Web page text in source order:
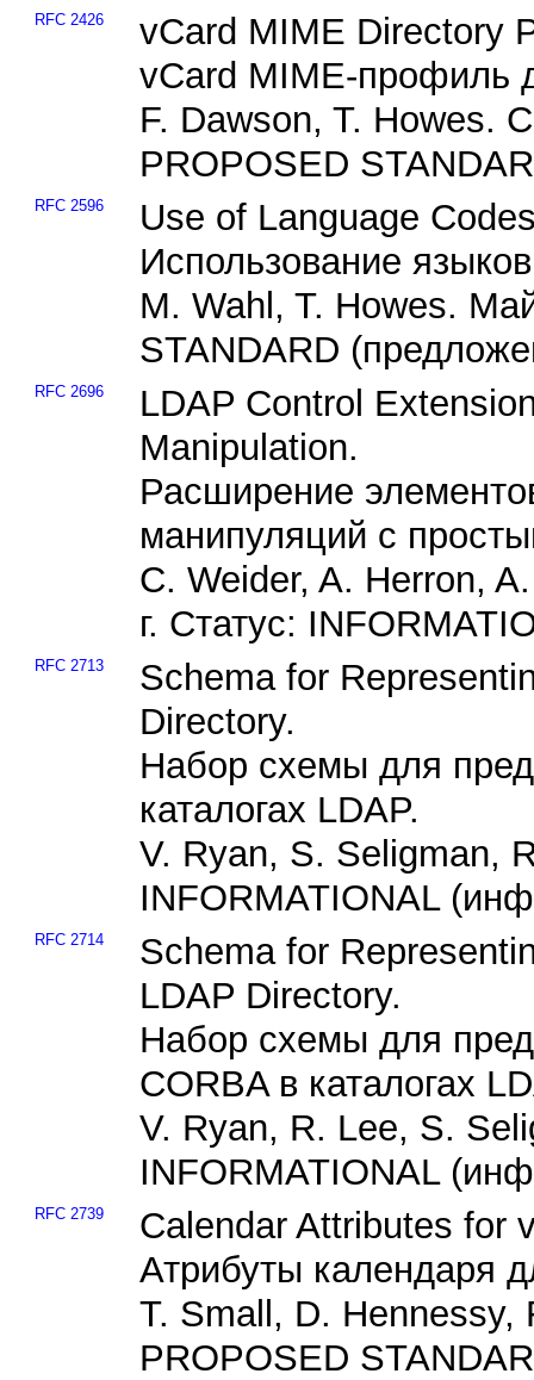
RFC 2426
vCard MIME Directory
vCard MIME-профиль
F. Dawson, T. Howes.
PROPOSED
RFC 2596
Use of Language
Использование
M. Wahl, T. Howes.
STANDARD
RFC 2696
LDAP Control
Manipulation.
Расширение
манипуляций с
C. Weider, A. Herron,
г. Статус:
RFC 2713
Schema for
Directory.
Набор схемы для
каталогах LDAP.
V. Ryan, S. Seligman,
INFORMATIONAL
RFC 2714
Schema for
LDAP Directory.
Набор схемы для
CORBA в каталогах
V. Ryan, R. Lee, S.
INFORMATIONAL
RFC 2739
Calendar Attributes for
Атрибуты календаря
T. Small, D. Hennessy,
PROPOSED